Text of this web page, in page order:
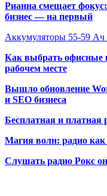
Рианна смещает
бизнес — на первый
Аккумуляторы 55-59 Ач
Как выбрать офисные
рабочем месте
Вышло обновление
и SEO бизнеса
Бесплатная и платная
Магия волн: радио как
Слушать радио Рокс